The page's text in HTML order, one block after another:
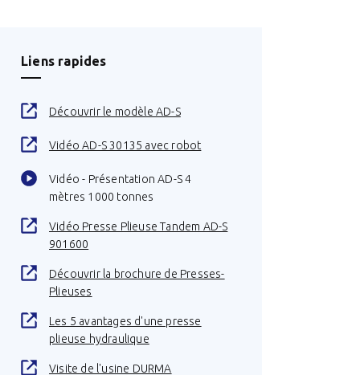
Liens rapides
Découvrir le modèle AD-S
Vidéo AD-S 30135 avec robot
Vidéo - Présentation AD-S 4
mètres 1000 tonnes
Vidéo Presse Plieuse Tandem AD-S
901600
Découvrir la brochure de Presses-
Plieuses
Les 5 avantages d'une presse
plieuse hydraulique
Visite de l'usine DURMA